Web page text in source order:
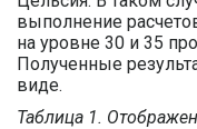
выполнение
на уровне 30 и 35
Полученные
виде.
Таблица 1.